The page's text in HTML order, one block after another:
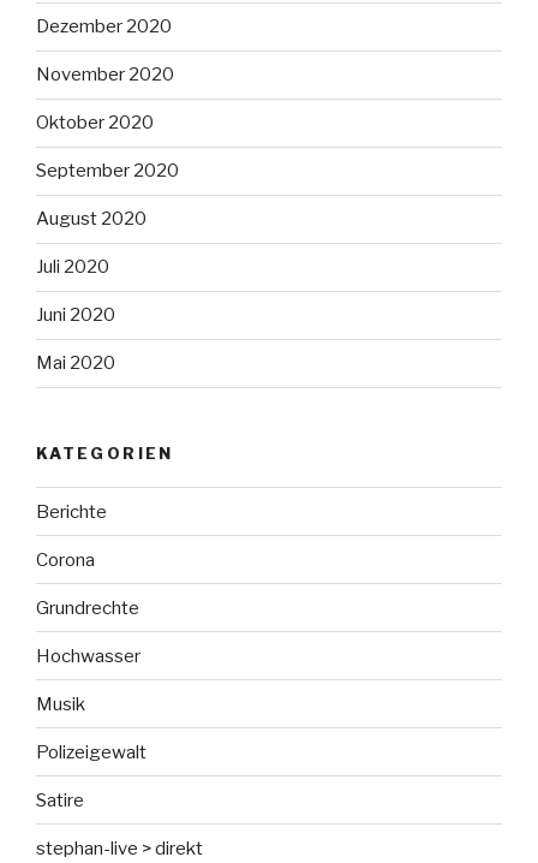
Dezember 2020
November 2020
Oktober 2020
September 2020
August 2020
Juli 2020
Juni 2020
Mai 2020
KATEGORIEN
Berichte
Corona
Grundrechte
Hochwasser
Musik
Polizeigewalt
Satire
stephan-live > direkt